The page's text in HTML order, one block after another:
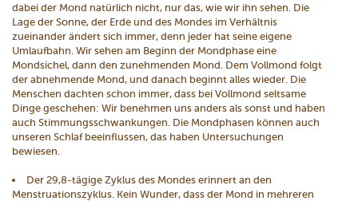
dabei der Mond natürlich nicht, nur das, wie wir ihn sehen. Die
Lage der Sonne, der Erde und des Mondes im Verhältnis
zueinander ändert sich immer, denn jeder hat seine eigene
Umlaufbahn. Wir sehen am Beginn der Mondphase eine
Mondsichel, dann den zunehmenden Mond. Dem Vollmond folgt
der abnehmende Mond, und danach beginnt alles wieder. Die
Menschen dachten schon immer, dass bei Vollmond seltsame
Dinge geschehen: Wir benehmen uns anders als sonst und haben
auch Stimmungsschwankungen. Die Mondphasen können auch
unseren Schlaf beeinflussen, das haben Untersuchungen
bewiesen.
Der 29,8-tägige Zyklus des Mondes erinnert an den
Menstruationszyklus. Kein Wunder, dass der Mond in mehreren